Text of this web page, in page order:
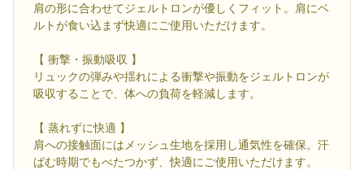
肩の形に合わせてジェルトロンが優しくフィット。肩にベ
ルトが食い込まず快適にご使用いただけます。
【 衝撃・振動吸収 】
リュックの弾みや揺れによる衝撃や振動をジェルトロンが
吸収することで、体への負荷を軽減します。
【 蒸れずに快適 】
肩への接触面にはメッシュ生地を採用し通気性を確保。汗
ばむ時期でもべたつかず、快適にご使用いただけます。